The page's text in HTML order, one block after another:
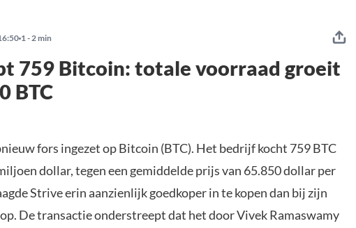
1 - 2 min
759 Bitcoin: totale voorraad groeit
BTC
fors ingezet op Bitcoin (BTC). Het bedrijf kocht 759 BTC
dollar, tegen een gemiddelde prijs van 65.850 dollar per
Strive erin aanzienlijk goedkoper in te kopen dan bij zijn
De transactie onderstreept dat het door Vivek Ramaswamy